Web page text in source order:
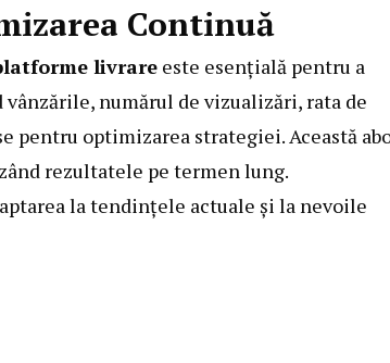
Continuă
livrare este esențială pentru a
numărul de vizualizări, rata de
optimizarea strategiei. Această
rezultatele pe termen lung.
la tendințele actuale și la nevoile